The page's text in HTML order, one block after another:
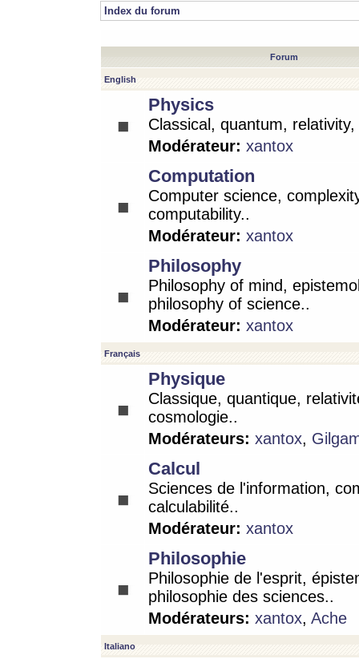
Index du forum
Forum
English
Physics
Classical, quantum,
Modérateur: xantox
Computation
Computer science,
computability..
Modérateur: xantox
Philosophy
Philosophy of mind,
philosophy of science..
Modérateur: xantox
Français
Physique
Classique, quantique,
cosmologie..
Modérateurs: xantox,
Calcul
Sciences de l'information,
calculabilité..
Modérateur: xantox
Philosophie
Philosophie de l'esprit,
philosophie des sciences..
Modérateurs: xantox, Ache
Italiano